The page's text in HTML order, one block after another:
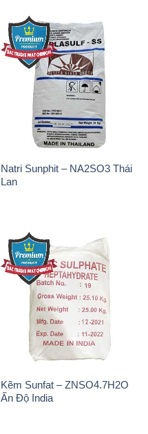
Natri Sunphit – NA2SO3 Thái
Lan
Kẽm Sunfat – ZNSO4.7H2O
Ấn Độ India